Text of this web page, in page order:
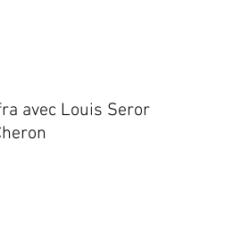
avec Louis Seror